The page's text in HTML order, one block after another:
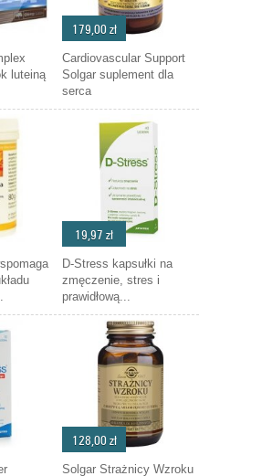
luteiną
179,00 zł
Cardiovascular Support
Solgar suplement dla
serca
19,97 zł
D-Stress kapsułki na
zmęczenie, stres i
prawidłową...
128,00 zł
Solgar Strażnicy Wzroku